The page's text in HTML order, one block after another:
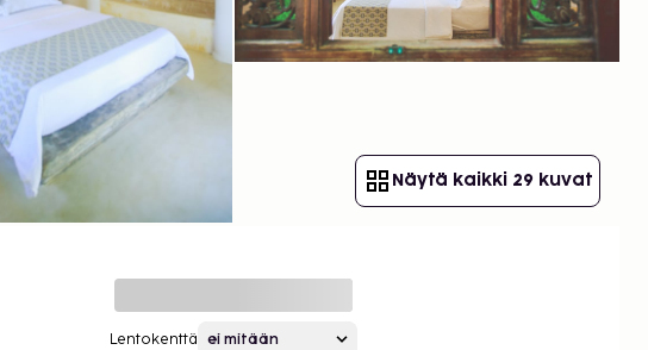
Näytä kaikki 29 kuvat
Lentokenttä